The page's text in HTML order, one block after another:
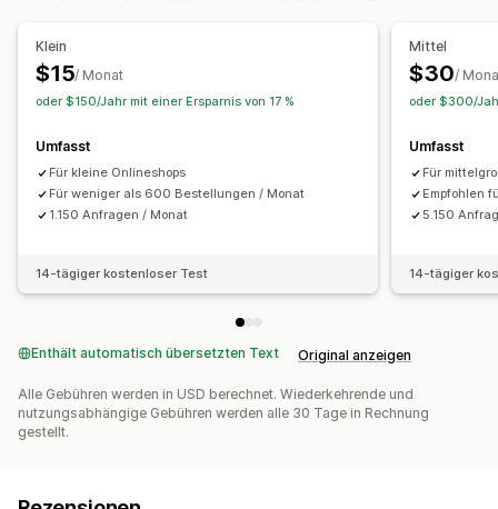
Automatisierte Workflows
Benachrichtigungen und Analysen
Klein
$15/ Monat
oder $150/Jahr mit einer Ersparnis von 17 %
Umfasst
Für kleine Onlineshops
Für weniger als 600 Bestellungen / Monat
1.150 Anfragen / Monat
14-tägiger kostenloser Test
Mittel
$30/
oder $300/
Umfasst
Für
Empfohlen
5.150
14-tägiger
Enthält automatisch übersetzten Text Original anzeigen
Alle Gebühren werden in USD berechnet. Wiederkehrende und
nutzungsabhängige Gebühren werden alle 30 Tage in Rechnung
gestellt.